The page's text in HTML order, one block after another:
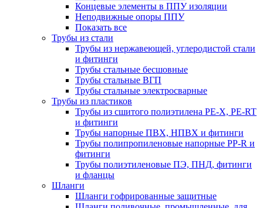
Концевые элементы в ППУ изоляции
Неподвижные опоры ППУ
Показать все
Трубы из стали
Трубы из нержавеющей, углеродистой стали
и фитинги
Трубы стальные бесшовные
Трубы стальные ВГП
Трубы стальные электросварные
Трубы из пластиков
Трубы из сшитого полиэтилена PE-X, PE-RT
и фитинги
Трубы напорные ПВХ, НПВХ и фитинги
Трубы полипропиленовые напорные PP-R и
фитинги
Трубы полиэтиленовые ПЭ, ПНД, фитинги
и фланцы
Шланги
Шланги гофрированные защитные